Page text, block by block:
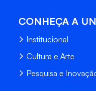
CONHEÇA A
Institucional
Cultura e Arte
Pesquisa e